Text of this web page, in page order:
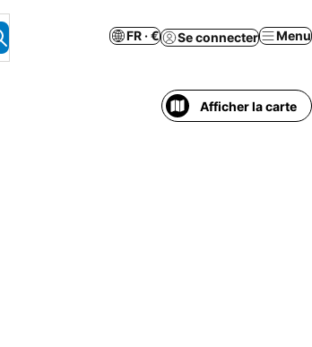
FR · € Se connecter Menu
Afficher la carte
à mes favoris